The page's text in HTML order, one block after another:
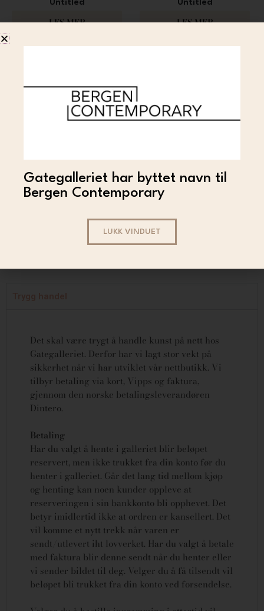
Untitled
23 000
LES MER
Untitled
23 000
LES MER
BJARNE MELGAARD
Bjarne Melgaard – Bjørne
Det skal være trygt å handle kunst på nett hos
Gategalleriet. Derfor har vi lagt stor vekt på
sikkerhet når vi har utviklet vår nettbutikk. Vi
tilbyr betaling via kort, Vipps og faktura,
gjennom den norske betalingsleverandøren
Dintero.
Betaling
Har du valgt å hente i galleriet blir beløpet
reservert, men ikke trukket fra din konto før du
henter i galleriet. Går det lang tid mellom kjøp
og henting kan noen kunder oppleve at
reserveringen i sin bankkonto bli opphevet. Det
betyr imidlertid ikke at ordren er kansellert. Det
vil komme et nytt trekk når varen er
sendt/utlevert iht lovverket. Har du valgt å betale
med faktura blir denne sendt når du henter eller
vi sender bildet til deg. Velger du å få tilsendt vil
beløpet bli trukket fra din konto ved forsendelse.
Gategalleriet har byttet navn til
Bergen Contemporary
LUKK VINDUET